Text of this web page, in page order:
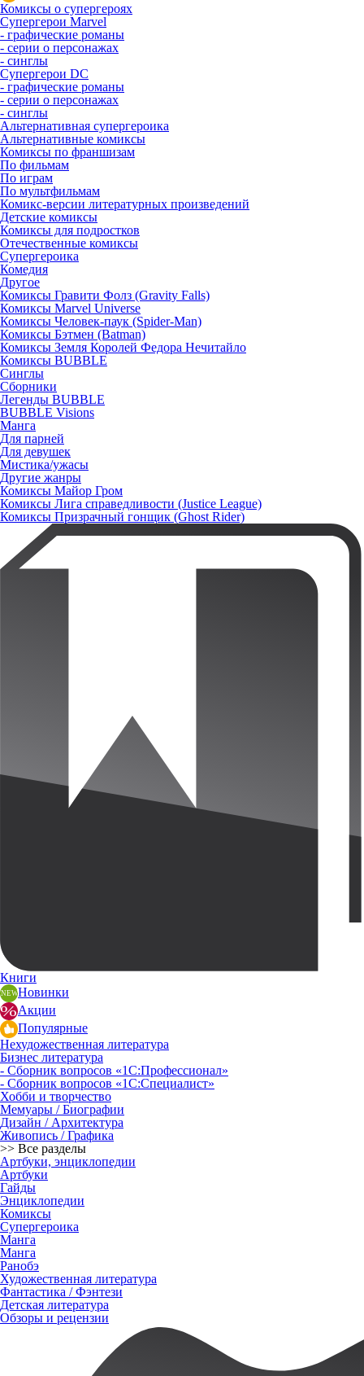
Комиксы о супергероях
Супергерои Marvel
- графические романы
- серии о персонажах
- синглы
Супергерои DC
- графические романы
- серии о персонажах
- синглы
Альтернативная супергероика
Альтернативные комиксы
Комиксы по франшизам
По фильмам
По играм
По мультфильмам
Комикс-версии литературных произведений
Детские комиксы
Комиксы для подростков
Отечественные комиксы
Супергероика
Комедия
Другое
Комиксы Гравити Фолз (Gravity Falls)
Комиксы Marvel Universe
Комиксы Человек-паук (Spider-Man)
Комиксы Бэтмен (Batman)
Комиксы Земля Королей Федора Нечитайло
Комиксы BUBBLE
Синглы
Сборники
Легенды BUBBLE
BUBBLE Visions
Манга
Для парней
Для девушек
Мистика/ужасы
Другие жанры
Комиксы Майор Гром
Комиксы Лига справедливости (Justice League)
Комиксы Призрачный гонщик (Ghost Rider)
Книги
Новинки
Акции
Популярные
Нехудожественная литература
Бизнес литература
- Сборник вопросов «1С:Профессионал»
- Сборник вопросов «1С:Специалист»
Хобби и творчество
Мемуары / Биографии
Дизайн / Архитектура
Живопись / Графика
>> Все разделы
Артбуки, энциклопедии
Артбуки
Гайды
Энциклопедии
Комиксы
Супергероика
Манга
Манга
Ранобэ
Художественная литература
Фантастика / Фэнтези
Детская литература
Обзоры и рецензии